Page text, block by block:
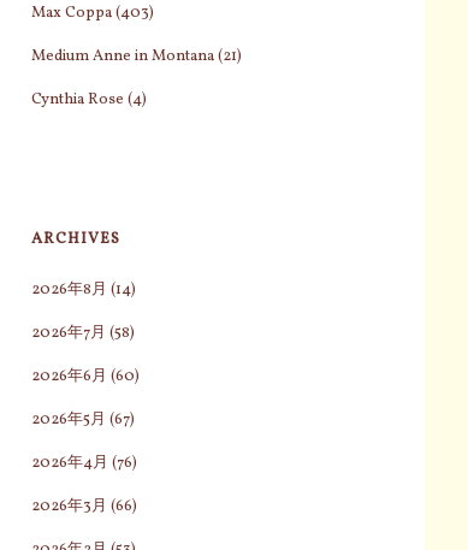
Max Coppa(403)
Medium Anne in Montana(21)
Cynthia Rose (4)
ARCHIVES
2026年8月 (14)
2026年7月 (58)
2026年6月 (60)
2026年5月 (67)
2026年4月 (76)
2026年3月 (66)